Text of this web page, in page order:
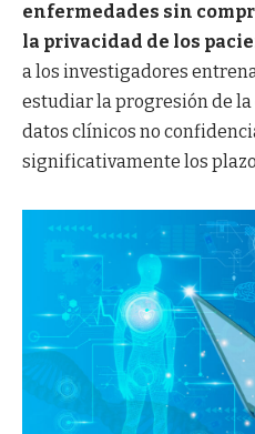
enfermedades sin
la privacidad de los
a los investigadores
estudiar la progresión de
datos clínicos no
significativamente los